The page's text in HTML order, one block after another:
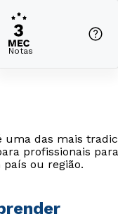
Notas
uma das mais
profissionais
ou região.